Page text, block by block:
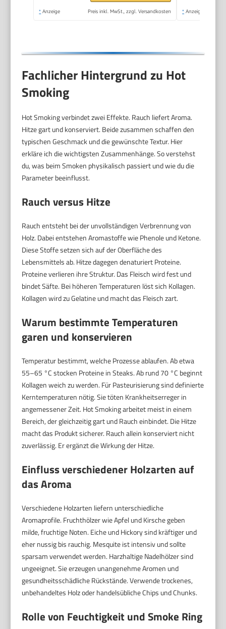
* Anzeige Preis inkl. MwSt., zzgl. Versandkosten * Anzeige
Fachlicher Hintergrund zu Hot
Smoking
Hot Smoking verbindet zwei Effekte. Rauch liefert Aroma.
Hitze gart und konserviert. Beide zusammen schaffen den
typischen Geschmack und die gewünschte Textur. Hier
erkläre ich die wichtigsten Zusammenhänge. So verstehst
du, was beim Smoken physikalisch passiert und wie du die
Parameter beeinflusst.
Rauch versus Hitze
Rauch entsteht bei der unvollständigen Verbrennung von
Holz. Dabei entstehen Aromastoffe wie Phenole und Ketone.
Diese Stoffe setzen sich auf der Oberfläche des
Lebensmittels ab. Hitze dagegen denaturiert Proteine.
Proteine verlieren ihre Struktur. Das Fleisch wird fest und
bindet Säfte. Bei höheren Temperaturen löst sich Kollagen.
Kollagen wird zu Gelatine und macht das Fleisch zart.
Warum bestimmte Temperaturen
garen und konservieren
Temperatur bestimmt, welche Prozesse ablaufen. Ab etwa
55–65 °C stocken Proteine in Steaks. Ab rund 70 °C beginnt
Kollagen weich zu werden. Für Pasteurisierung sind definierte
Kerntemperaturen nötig. Sie töten Krankheitserreger in
angemessener Zeit. Hot Smoking arbeitet meist in einem
Bereich, der gleichzeitig gart und Rauch einbindet. Die Hitze
macht das Produkt sicherer. Rauch allein konserviert nicht
zuverlässig. Er ergänzt die Wirkung der Hitze.
Einfluss verschiedener Holzarten auf
das Aroma
Verschiedene Holzarten liefern unterschiedliche
Aromaprofile. Fruchthölzer wie Apfel und Kirsche geben
milde, fruchtige Noten. Eiche und Hickory sind kräftiger und
eher nussig bis rauchig. Mesquite ist intensiv und sollte
sparsam verwendet werden. Harzhaltige Nadelhölzer sind
ungeeignet. Sie erzeugen unangenehme Aromen und
gesundheitsschädliche Rückstände. Verwende trockenes,
unbehandeltes Holz oder handelsübliche Chips und Chunks.
Rolle von Feuchtigkeit und Smoke Ring